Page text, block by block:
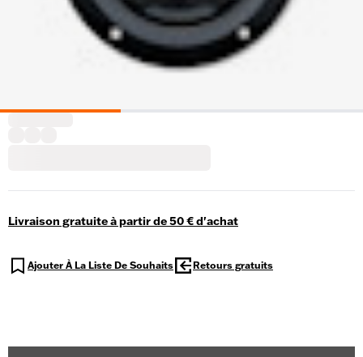
Livraison gratuite à partir de 50 € d'achat
Ajouter À La Liste De Souhaits Retours gratuits